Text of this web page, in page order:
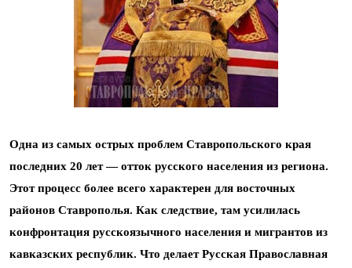
Одна из самых острых проблем Ставропольского края
последних 20 лет — отток русского населения из региона.
Этот процесс более всего характерен для восточных
районов Ставрополья. Как следствие, там усилилась
конфронтация русскоязычного населения и мигрантов из
кавказских республик. Что делает Русская Православная